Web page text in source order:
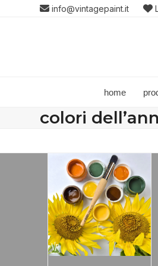
info@vintagepaint.it
home
colori